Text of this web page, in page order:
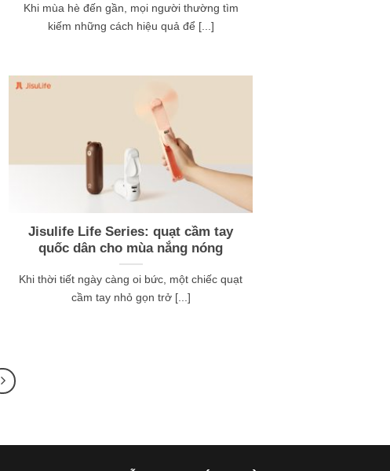
Khi mùa hè đến gần, mọi người thường tìm
kiếm những cách hiệu quả để [...]
Jisulife Life Series: quạt cầm tay
quốc dân cho mùa nắng nóng
Khi thời tiết ngày càng oi bức, một chiếc quạt
cầm tay nhỏ gọn trở [...]